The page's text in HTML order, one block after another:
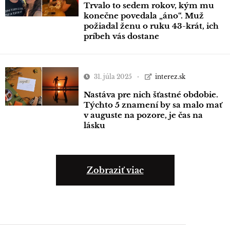
Trvalo to sedem rokov, kým mu
konečne povedala „áno“. Muž
požiadal ženu o ruku 43-krát, ich
príbeh vás dostane
31. júla 2025 interez.sk
Nastáva pre nich šťastné obdobie.
Týchto 5 znamení by sa malo mať
v auguste na pozore, je čas na
lásku
Zobraziť viac